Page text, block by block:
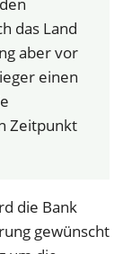
das Land
aber vor
einen
Zeitpunkt
die Bank
gewünscht